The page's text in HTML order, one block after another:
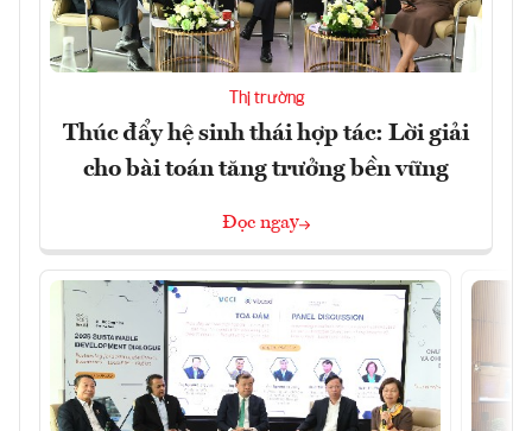
Thị trường
Thúc đẩy hệ sinh thái hợp tác: Lời giải
cho bài toán tăng trưởng bền vững
Đọc ngay